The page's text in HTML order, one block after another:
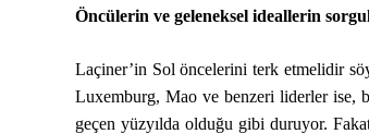
Öncülerin ve geleneksel ideallerin
Laçiner’in Sol öncelerini terk etmelidir
Luxemburg, Mao ve benzeri liderler ise,
geçen yüzyılda olduğu gibi duruyor.